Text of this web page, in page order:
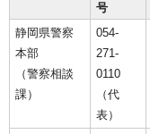
号
静岡県警察
本部
（警察相談
課）
054-
271-
0110
（代
表）